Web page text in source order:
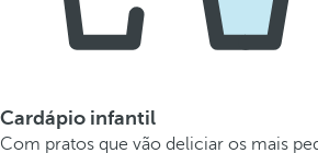
Cardápio infantil
Com pratos que vão deliciar os mais